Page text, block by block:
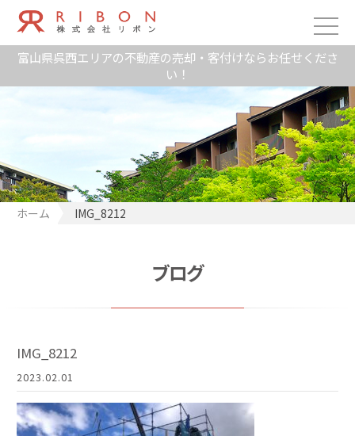
富山県呉西エリアの不動産の売却・客付けならお任せくださ
い！
ホーム IMG_8212
ブログ
IMG_8212
2023.02.01